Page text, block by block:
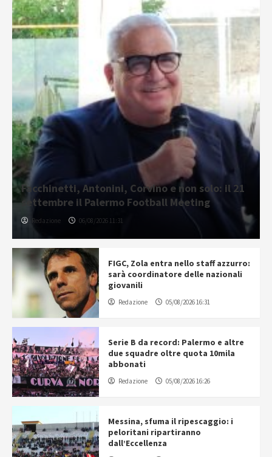
Facchinetti, Antonini, Corvino e non solo: il 21
settembre il Palermo Football Meeting
Redazione 06/08/2026 11:31
FIGC, Zola entra nello staff azzurro:
sarà coordinatore delle nazionali
giovanili
Redazione 05/08/2026 16:31
Serie B da record: Palermo e altre
due squadre oltre quota 10mila
abbonati
Redazione 05/08/2026 16:26
Messina, sfuma il ripescaggio: i
peloritani ripartiranno
dall’Eccellenza